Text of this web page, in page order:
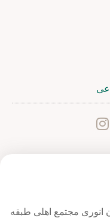
انوری مجتمع اهلی طبقه